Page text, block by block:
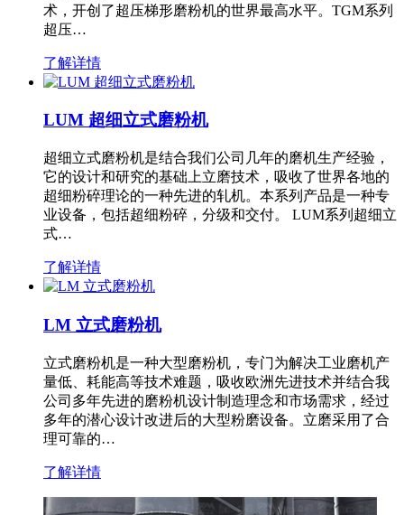
术，开创了超压梯形磨粉机的世界最高水平。TGM系列
超压…
了解详情
LUM 超细立式磨粉机
超细立式磨粉机是结合我们公司几年的磨机生产经验，
它的设计和研究的基础上立磨技术，吸收了世界各地的
超细粉碎理论的一种先进的轧机。本系列产品是一种专
业设备，包括超细粉碎，分级和交付。 LUM系列超细立
式…
了解详情
LM 立式磨粉机
立式磨粉机是一种大型磨粉机，专门为解决工业磨机产
量低、耗能高等技术难题，吸收欧洲先进技术并结合我
公司多年先进的磨粉机设计制造理念和市场需求，经过
多年的潜心设计改进后的大型粉磨设备。立磨采用了合
理可靠的…
了解详情